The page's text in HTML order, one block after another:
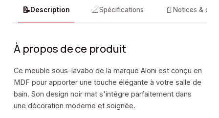
📝Description 📐Spécifications 📄 Notices &
À propos de ce produit
Ce meuble sous-lavabo de la marque Aloni est conçu en
MDF pour apporter une touche élégante à votre salle de
bain. Son design noir mat s'intègre parfaitement dans
une décoration moderne et soignée.